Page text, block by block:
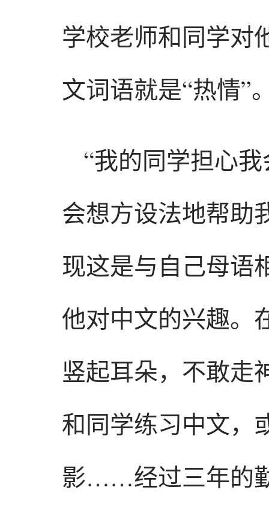
学校老师和同学对
文词语就是“热情”
“我的同学担心
会想方设法地帮助
现这是与自己母语
他对中文的兴趣。
竖起耳朵，不敢走
和同学练习中文，
影……经过三年的